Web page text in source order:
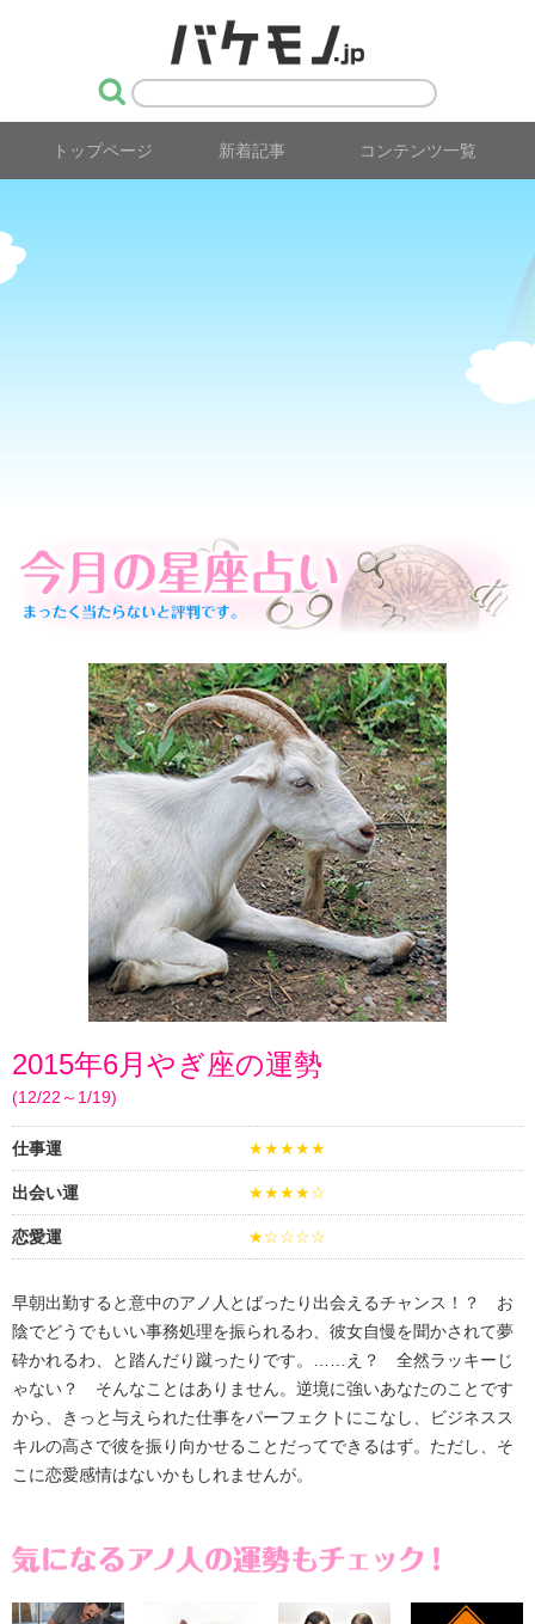
トップページ 新着記事 コンテンツ一覧
2015年6月やぎ座の運勢
(12/22～1/19)
仕事運 ★★★★★
出会い運 ★★★★☆
恋愛運 ★☆☆☆☆
早朝出勤すると意中のアノ人とばったり出会えるチャンス！？ お
陰でどうでもいい事務処理を振られるわ、彼女自慢を聞かされて夢
砕かれるわ、と踏んだり蹴ったりです。……え？ 全然ラッキーじ
ゃない？ そんなことはありません。逆境に強いあなたのことです
から、きっと与えられた仕事をパーフェクトにこなし、ビジネスス
キルの高さで彼を振り向かせることだってできるはず。ただし、そ
こに恋愛感情はないかもしれませんが。